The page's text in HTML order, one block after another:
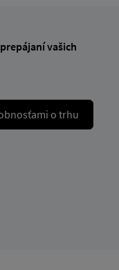
vašich
o trhu